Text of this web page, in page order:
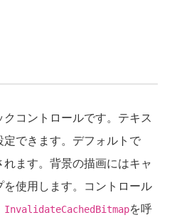
コントロールです。テキス
定できます。デフォルトで
ます。背景の描画にはキャ
使用します。コントロール
InvalidateCachedBitmapを呼